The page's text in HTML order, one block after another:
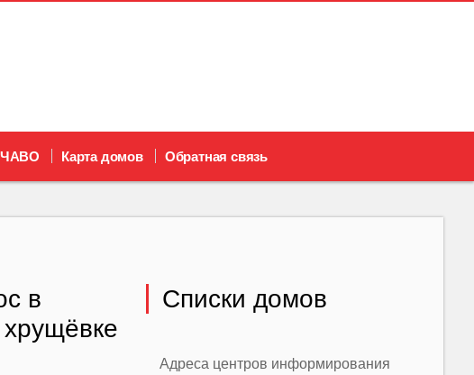
ЧАВО Карта домов Обратная связь
в
Списки домов
Адреса центров информирования